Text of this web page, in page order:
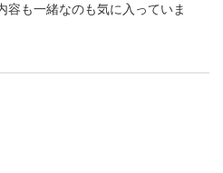
容も一緒なのも気に入っていま